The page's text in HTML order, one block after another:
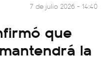
7 de julio 2026 - 14:40
que
la